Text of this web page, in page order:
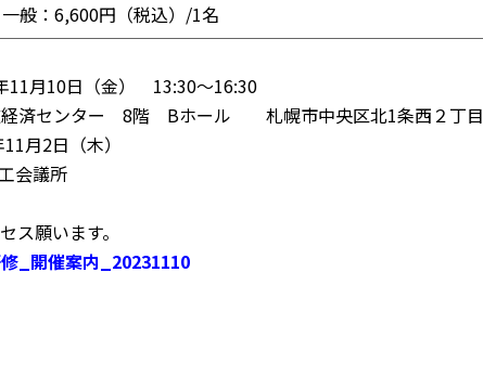
一般：6,600円（税込）/1名
月10日（金） 13:30～16:30
経済センター 8階 Bホール 札幌市中央区北1条西２丁目
月2日（木）
議所
ス願います。
修_開催案内_20231110